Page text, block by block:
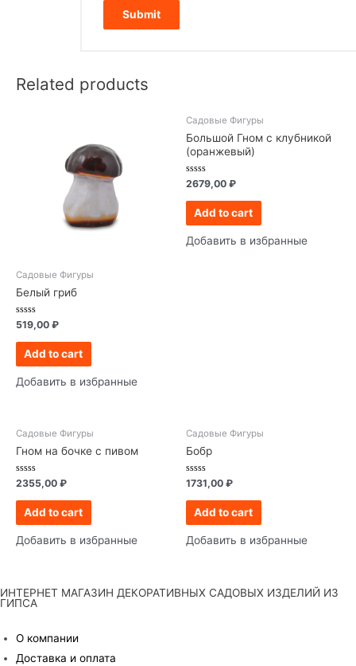
Related products
Садовые Фигуры
Белый гриб
Rated
out
519,00 ₽
Add to cart
Добавить в избранные
Садовые Фигуры
Большой Гном с клубникой
(оранжевый)
Rated
out
2679,00 ₽
Add to cart
Добавить в избранные
Садовые Фигуры
Гном на бочке с пивом
Rated
out
2355,00 ₽
Add to cart
Добавить в избранные
Садовые Фигуры
Бобр
Rated
out
1731,00 ₽
Add to cart
Добавить в избранные
ИНТЕРНЕТ МАГАЗИН ДЕКОРАТИВНЫХ САДОВЫХ ИЗДЕЛИЙ ИЗ
ГИПСА
О компании
Доставка и оплата